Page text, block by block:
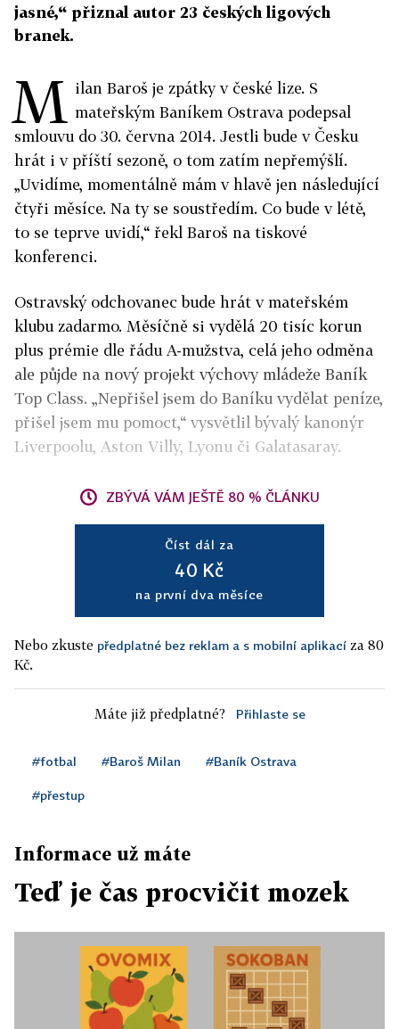
jasné,“ přiznal autor 23 českých ligových
branek.
M ilan Baroš je zpátky v české lize. S
mateřským Baníkem Ostrava podepsal
smlouvu do 30. června 2014. Jestli bude v Česku
hrát i v příští sezoně, o tom zatím nepřemýšlí.
„Uvidíme, momentálně mám v hlavě jen následující
čtyři měsíce. Na ty se soustředím. Co bude v létě,
to se teprve uvidí,“ řekl Baroš na tiskové
konferenci.
Ostravský odchovanec bude hrát v mateřském
klubu zadarmo. Měsíčně si vydělá 20 tisíc korun
plus prémie dle řádu A-mužstva, celá jeho odměna
ale půjde na nový projekt výchovy mládeže Baník
Top Class. „Nepřišel jsem do Baníku vydělat peníze,
přišel jsem mu pomoct,“ vysvětlil bývalý kanonýr
Liverpoolu, Aston Villy, Lyonu či Galatasaray.
ZBÝVÁ VÁM JEŠTĚ 80 % ČLÁNKU
Číst dál za
40 Kč
na první dva měsíce
Nebo zkuste předplatné bez reklam a s mobilní aplikací za 80
Kč.
Máte již předplatné? Přihlaste se
#fotbal #Baroš Milan #Baník Ostrava
#přestup
Informace už máte
Teď je čas procvičit mozek